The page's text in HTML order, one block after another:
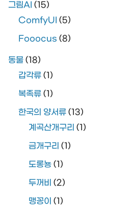
그림AI (15)
ComfyUI (5)
Fooocus (8)
동물 (18)
갑각류 (1)
복족류 (1)
한국의 양서류 (13)
계곡산개구리 (1)
금개구리 (1)
도롱뇽 (1)
두꺼비 (2)
맹꽁이 (1)